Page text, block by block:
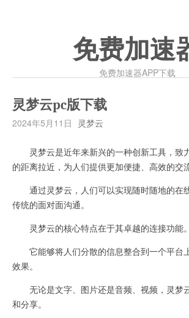
免费加速
免费加速器APP下载
灵梦云pc版下载
2024年5月11日 灵梦云
灵梦云是近年来新兴的一种创新工具，致
的距离拉近，为人们提供更加便捷、高效的交
通过灵梦云，人们可以实现随时随地的在
传统的面对面沟通。
灵梦云的核心特点在于其卓越的连接功能。
它能够将人们分散的信息整合到一个平台
效果。
无论是文字、图片还是音频、视频，灵梦
和分享。